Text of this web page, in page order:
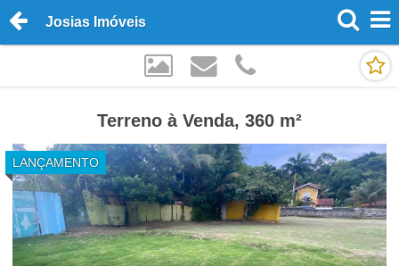
Josias Imóveis
Terreno à Venda, 360 m²
LANÇAMENTO